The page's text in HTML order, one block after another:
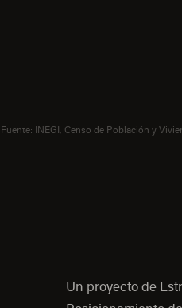
Fuente: INEGI, Censo de Población y
Un proyecto de